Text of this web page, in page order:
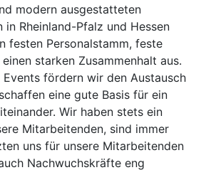
modern ausgestatteten
in Rheinland-Pfalz und Hessen
festen Personalstamm, feste
starken Zusammenhalt aus.
fördern wir den Austausch
eine gute Basis für ein
Wir haben stets ein
Mitarbeitenden, sind immer
uns für unsere Mitarbeitenden
Nachwuchskräfte eng